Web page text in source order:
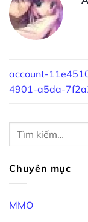
account-
4901-a5da-
Chuyên mục
MMO